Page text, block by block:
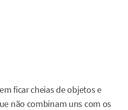
ficar cheias de objetos e
não combinam uns com os